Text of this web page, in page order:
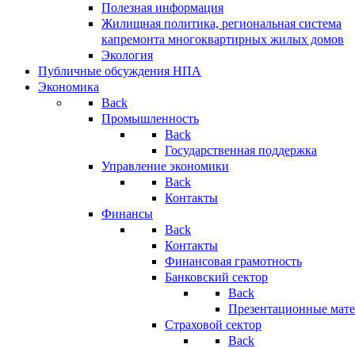
Полезная информация
Жилищная политика, региональная система
капремонта многоквартирных жилых домов
Экология
Публичные обсуждения НПА
Экономика
Back
Промышленность
Back
Государственная поддержка
Управление экономики
Back
Контакты
Финансы
Back
Контакты
Финансовая грамотность
Банковский сектор
Back
Презентационные
Страховой сектор
Back